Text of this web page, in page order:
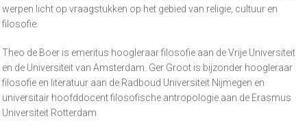
werpen licht op vraagstukken op het gebied van religie, cultuur en
filosofie.
Theo de Boer is emeritus hoogleraar filosofie aan de Vrije Universiteit
en de Universiteit van Amsterdam. Ger Groot is bijzonder hoogleraar
filosofie en literatuur aan de Radboud Universiteit Nijmegen en
universitair hoofddocent filosofische antropologie aan de Erasmus
Universiteit Rotterdam